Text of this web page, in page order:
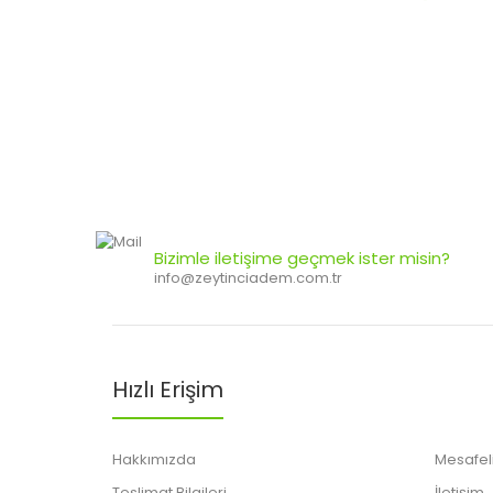
Bizimle iletişime geçmek ister misin?
info@zeytinciadem.com.tr
Hızlı Erişim
Hakkımızda